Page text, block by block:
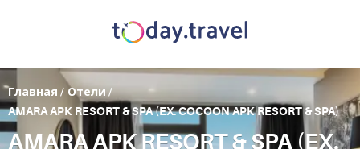
Главная / Отели/
AMARA APK RESORT & SPA (EX. COCOON APK RESORT & SPA)
AMARA APK RESORT & SPA (EX.